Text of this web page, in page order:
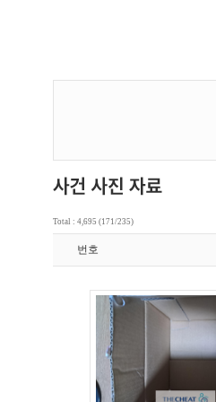
Total : 4,695 (171/235)
번호